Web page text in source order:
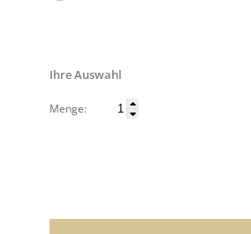
Ihre Auswahl
Menge: